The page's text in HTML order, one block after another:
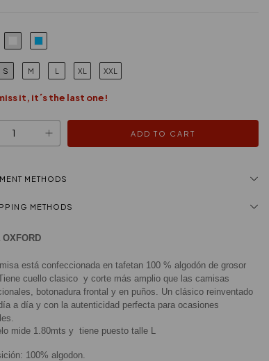
S M L XL XXL
it, it´s the last one!
METHODS
METHODS
está confeccionada en tafetan 100 % algodón de grosor
cuello clasico  y corte más amplio que las camisas
botonadura frontal y en puños. Un clásico reinventado
a día y con la autenticidad perfecta para ocasiones
mide 1.80mts y  tiene puesto talle L
100% algodon.